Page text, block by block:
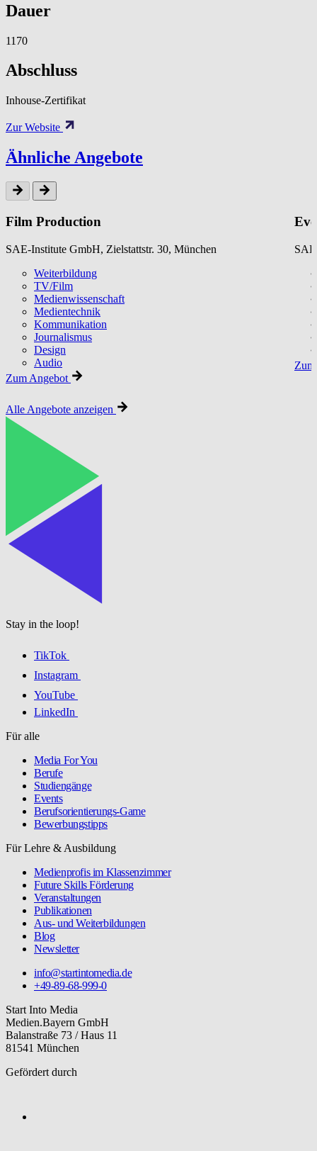
Dauer
1170
Abschluss
Inhouse-Zertifikat
Zur Website
Ähnliche Angebote
Film Production
SAE-Institute GmbH, Zielstattstr. 30, München
Weiterbildung
TV/Film
Medienwissenschaft
Medientechnik
Kommunikation
Journalismus
Design
Audio
Zum Angebot
Alle Angebote anzeigen
Stay in the loop!
TikTok
Instagram
YouTube
LinkedIn
Für alle
Media For You
Berufe
Studiengänge
Events
Berufsorientierungs-Game
Bewerbungstipps
Für Lehre & Ausbildung
Medienprofis im Klassenzimmer
Future Skills Förderung
Veranstaltungen
Publikationen
Aus- und Weiterbildungen
Blog
Newsletter
info@startintomedia.de
+49-89-68-999-0
Start Into Media
Medien.Bayern GmbH
Balanstraße 73 / Haus 11
81541 München
Gefördert durch